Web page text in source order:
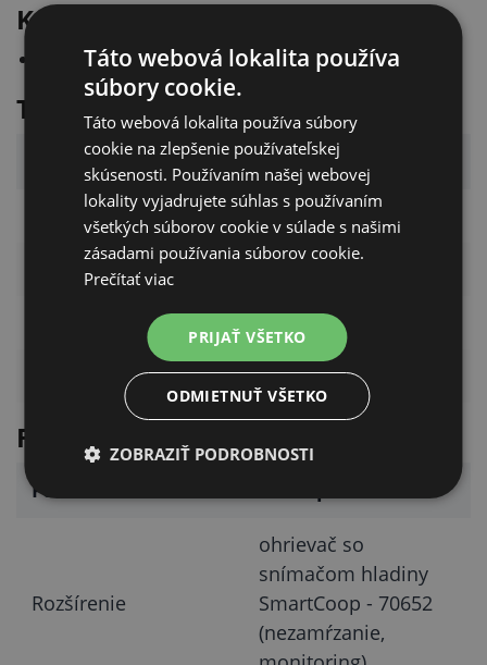
Kapacita
Objem 10 litrov
Technické parametre
Parameter Hodnota
Kód výrobcu (KERBL) 70651
Objem
kvalitný plast
hydina
Funkcie
Funkcia
Rozšírenie
ohrievač so
snímačom hladiny
SmartCoop - 70652
(nezamŕzanie,
Táto webová lokalita používa
súbory cookie.
Táto webová lokalita používa súbory
cookie na zlepšenie používateľskej
skúsenosti. Používaním našej webovej
lokality vyjadrujete súhlas s používaním
všetkých súborov cookie v súlade s našimi
zásadami používania súborov cookie.
Prečítať viac
PRIJAŤ VŠETKO
ODMIETNUŤ VŠETKO
ZOBRAZIŤ PODROBNOSTI